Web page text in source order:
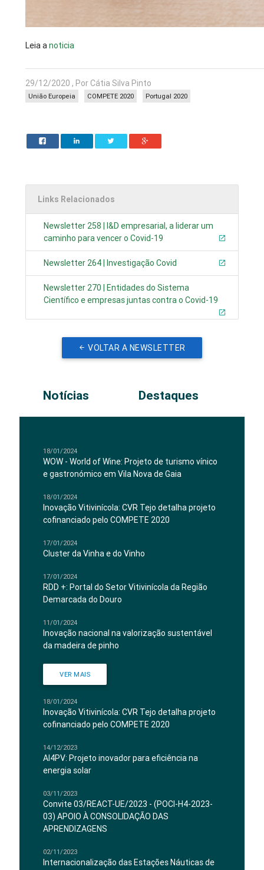
Leia anoticia
29/12/2020 , Por Cátia Silva Pinto
Portugal 2020
COMPETE 2020
União Europeia
Links Relacionados
Newsletter 258 | I&D empresarial, a liderar um
caminho para vencer o Covid-19
Newsletter 264 | Investigação Covid
Newsletter 270 | Entidades do Sistema
Científico e empresas juntas contra o Covid-19
VOLTAR A NEWSLETTER
Notícias Destaques
18/01/2024
WOW - World of Wine: Projeto de turismo vínico
e gastronómico em Vila Nova de Gaia
18/01/2024
Inovação Vitivinícola: CVR Tejo detalha projeto
cofinanciado pelo COMPETE 2020
17/01/2024
Cluster da Vinha e do Vinho
17/01/2024
RDD +: Portal do Setor Vitivinícola da Região
Demarcada do Douro
11/01/2024
Inovação nacional na valorização sustentável
da madeira de pinho
VER MAIS
18/01/2024
Inovação Vitivinícola: CVR Tejo detalha projeto
cofinanciado pelo COMPETE 2020
14/12/2023
AI4PV: Projeto inovador para eficiência na
energia solar
03/11/2023
Convite 03/REACT-UE/2023 - (POCI-H4-2023-
03) APOIO À CONSOLIDAÇÃO DAS
APRENDIZAGENS
02/11/2023
Internacionalização das Estações Náuticas de